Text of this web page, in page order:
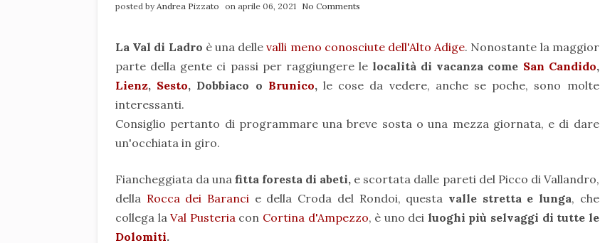
posted byAndrea Pizzato on aprile 06, 2021 No Comments
La Val di Ladro è una dellevalli meno conosciute dell'Alto Adige. Nonostante la maggior
parte della gente ci passi per raggiungere le località di vacanza come San Candido,
Lienz, Sesto, Dobbiaco o Brunico,le cose da vedere, anche se poche, sono molte
interessanti.
Consiglio pertanto di programmare una breve sosta o una mezza giornata, e di dare
un'occhiata in giro.
Fiancheggiata da una fitta foresta di abeti, e scortata dalle pareti del Picco di Vallandro,
della Rocca dei Baranci e della Croda del Rondoi, questa valle stretta e lunga, che
collega laVal Pusteriacon Cortina d'Ampezzo, è uno dei luoghi più selvaggi di tutte le
Dolomiti.